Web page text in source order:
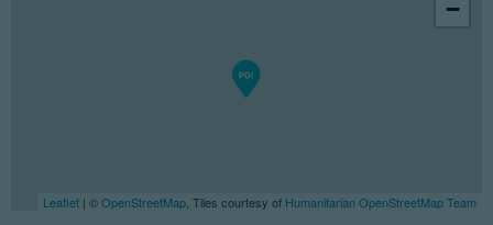
−
Leaflet | ©OpenStreetMap , Tiles courtesy of Humanitarian OpenStreetMap Team